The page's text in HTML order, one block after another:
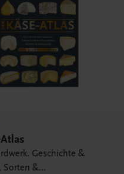
Geschichte &
Sorten &